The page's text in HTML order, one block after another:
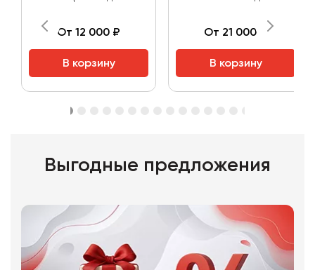
От 12 000 ₽
В корзину
От 21 000 ₽
В корзину
Выгодные предложения